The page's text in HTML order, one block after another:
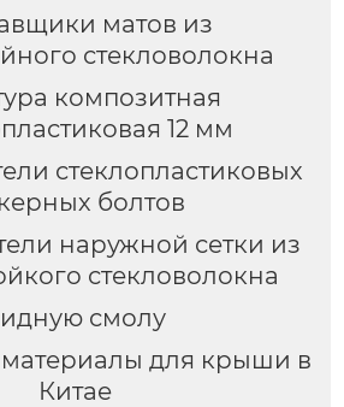
матов из
стекловолокна
композитная
12 мм
стеклопластиковых
болтов
наружной сетки из
стекловолокна
смолу
материалы для крыши в
Китае